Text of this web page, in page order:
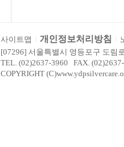
사이트맵 개인정보처리방침
[07296] 서울특별시 영등포구 도림
TEL. (02)2637-3960 FAX.
COPYRIGHT